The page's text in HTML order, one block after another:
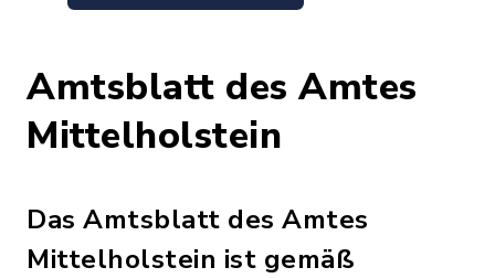
Amtsblatt des Amtes
Mittelholstein
Das Amtsblatt des Amtes
Mittelholstein ist gemäß